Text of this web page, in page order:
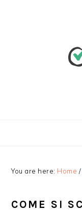
You are here: Home /
COME SI